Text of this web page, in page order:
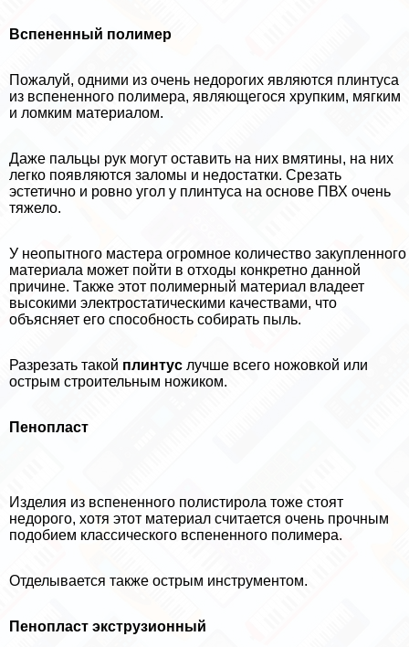
Вспененный полимер
Пожалуй, одними из очень недорогих являются плинтуса
из вспененного полимера, являющегося хрупким, мягким
и ломким материалом.
Даже пальцы рук могут оставить на них вмятины, на них
легко появляются заломы и недостатки. Срезать
эстетично и ровно угол у плинтуса на основе ПВХ очень
тяжело.
У неопытного мастера огромное количество закупленного
материала может пойти в отходы конкретно данной
причине. Также этот полимерный материал владеет
высокими электростатическими качествами, что
объясняет его способность собирать пыль.
Разрезать такой плинтус лучше всего ножовкой или
острым строительным ножиком.
Пенопласт
Изделия из вспененного полистирола тоже стоят
недорого, хотя этот материал считается очень прочным
подобием классического вспененного полимера.
Отделывается также острым инструментом.
Пенопласт экструзионный